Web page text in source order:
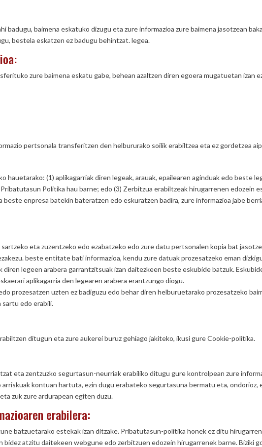
badugu, baimena eskatuko dizugu eta zure informazioa zure baimena jasotzean
bestela eskatzen ez badugu behintzat. legea.
zure baimena eskatu gabe, behean azaltzen diren egoera mugatuetan izan
pertsonala transferitzen den helbururako soilik erabiltzea eta ez gordetzea
hauetarako: (1) aplikagarriak diren legeak, arauak, epailearen aginduak edo beste
Politika hau barne; edo (3) Zerbitzua erabiltzeak hirugarrenen edozein
enpresa batekin bateratzen edo eskuratzen badira, zure informazioa jabe
eta zuzentzeko edo ezabatzeko edo zure datu pertsonalen kopia bat
beste entitate bati informazioa, kendu zure datuak prozesatzeko eman
legeen arabera garrantzitsuak izan daitezkeen beste eskubide batzuk.
aplikagarria den legearen arabera erantzungo diogu.
prozesatzen uzten ez badiguzu edo behar diren helburuetarako prozesatzeko
sartu edo erabili.
ditugun eta zure aukerei buruz gehiago jakiteko, ikusi gure Cookie-politika.
eta zentzuzko segurtasun-neurriak erabiliko ditugu gure kontrolpean zure
kontuan hartuta, ezin dugu erabateko segurtasuna bermatu eta, ondorioz,
zuk zure ardurapean egiten duzu.
erabilera:
batzuetarako estekak izan ditzake. Pribatutasun-politika honek ez ditu
atzitu daitekeen webgune edo zerbitzuen edozein hirugarrenek barne. Biziki